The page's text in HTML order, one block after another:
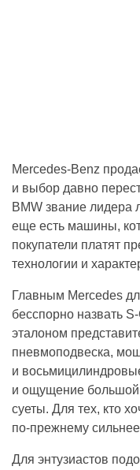
Mercedes-Benz
и выбор давно
BMW звание лидера
еще есть машины,
покупатели платят
технологии и
Главным Mercedes
бесспорно назвать
эталоном
пневмоподвеска,
и
и ощущение
суеты. Для тех, кто
по-прежнему
Для энтузиастов